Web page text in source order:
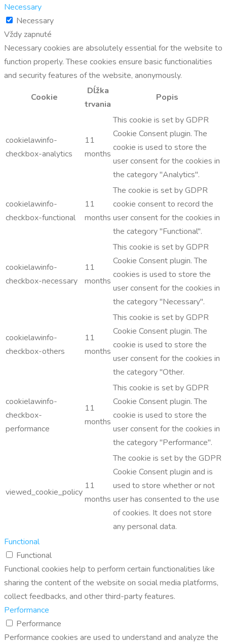
Necessary
Necessary
Vždy zapnuté
Necessary cookies are absolutely essential for the website to
function properly. These cookies ensure basic functionalities
and security features of the website, anonymously.
Cookie
Dĺžka
trvania
Popis
cookielawinfo-
checkbox-analytics
11
months
This cookie is set by GDPR
Cookie Consent plugin. The
cookie is used to store the
user consent for the cookies in
the category "Analytics".
cookielawinfo-
checkbox-functional
11
months
The cookie is set by GDPR
cookie consent to record the
user consent for the cookies in
the category "Functional".
cookielawinfo-
checkbox-necessary
11
months
This cookie is set by GDPR
Cookie Consent plugin. The
cookies is used to store the
user consent for the cookies in
the category "Necessary".
cookielawinfo-
checkbox-others
11
months
This cookie is set by GDPR
Cookie Consent plugin. The
cookie is used to store the
user consent for the cookies in
the category "Other.
cookielawinfo-
checkbox-
performance
11
months
This cookie is set by GDPR
Cookie Consent plugin. The
cookie is used to store the
user consent for the cookies in
the category "Performance".
viewed_cookie_policy
11
months
The cookie is set by the GDPR
Cookie Consent plugin and is
used to store whether or not
user has consented to the use
of cookies. It does not store
any personal data.
Functional
Functional
Functional cookies help to perform certain functionalities like
sharing the content of the website on social media platforms,
collect feedbacks, and other third-party features.
Performance
Performance
Performance cookies are used to understand and analyze the